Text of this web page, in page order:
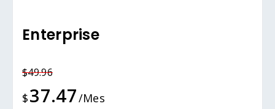
Enterprise
$49.96
$37.47/Mes